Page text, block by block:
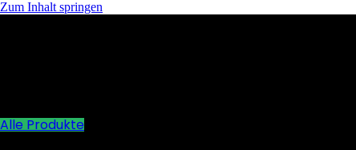
Zum Inhalt springen
Alle Produkte